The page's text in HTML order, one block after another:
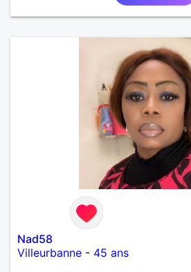
Nad58
Villeurbanne - 45 ans